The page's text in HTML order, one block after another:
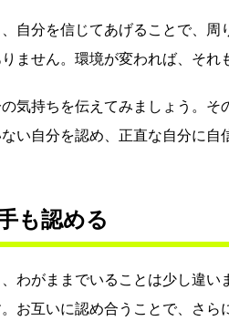
自分を信じてあげることで、周
ません。環境が変われば、それ
気持ちを伝えてみましょう。
い自分を認め、正直な自分に自
も認める
わがままでいることは少し違
お互いに認め合うことで、さら